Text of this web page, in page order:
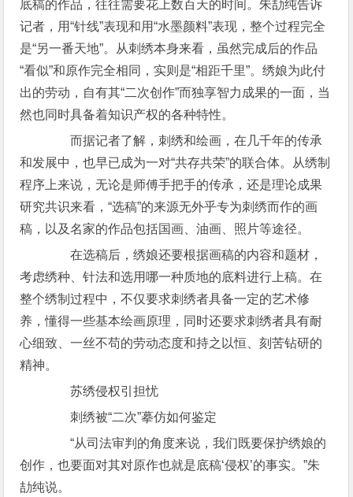
底稿的作品，往往需要花上数百天的时间。朱劼纯告诉
记者，用“针线”表现和用“水墨颜料”表现，整个过程完全
是“另一番天地”。从刺绣本身来看，虽然完成后的作品
“看似”和原作完全相同，实则是“相距千里”。绣娘为此付
出的劳动，自有其“二次创作”而独享智力成果的一面，当
然也同时具备着知识产权的各种特性。
而据记者了解，刺绣和绘画，在几千年的传承
和发展中，也早已成为一对“共存共荣”的联合体。从绣制
程序上来说，无论是师傅手把手的传承，还是理论成果
研究共识来看，“选稿”的来源无外乎专为刺绣而作的画
稿，以及名家的作品包括国画、油画、照片等途径。
在选稿后，绣娘还要根据画稿的内容和题材，
考虑绣种、针法和选用哪一种质地的底料进行上稿。在
整个绣制过程中，不仅要求刺绣者具备一定的艺术修
养，懂得一些基本绘画原理，同时还要求刺绣者具有耐
心细致、一丝不苟的劳动态度和持之以恒、刻苦钻研的
精神。
苏绣侵权引担忧
刺绣被“二次”摹仿如何鉴定
“从司法审判的角度来说，我们既要保护绣娘的
创作，也要面对其对原作也就是底稿‘侵权’的事实。”朱
劼纯说。